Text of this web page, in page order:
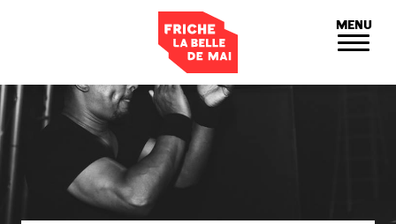
MENU
Panneau de gestion des cookies